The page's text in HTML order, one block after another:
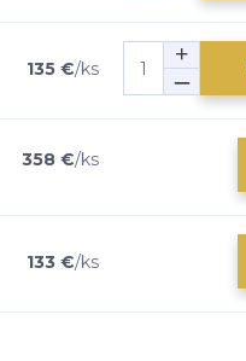
135 €/ks
358 €/ks
133 €/ks